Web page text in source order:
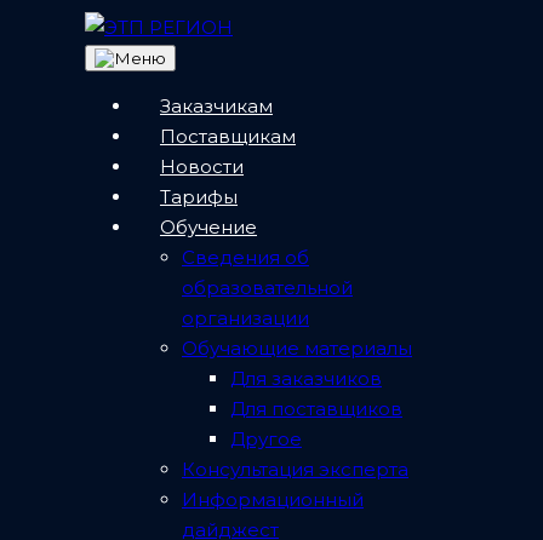
Заказчикам
Поставщикам
Новости
Тарифы
Обучение
Сведения об
образовательной
организации
Обучающие материалы
Для заказчиков
Для поставщиков
Другое
Консультация эксперта
Информационный
дайджест
Сегодня Электронная
торговая площадка
«Регион» принимает
поздравления — нам
исполнилось 4 года!
22 апреля, 2022